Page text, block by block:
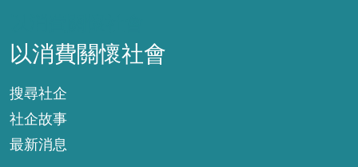
以消費關懷社會
搜尋社企
社企故事
最新消息